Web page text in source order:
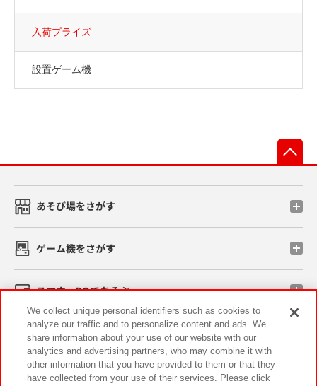
入荷プライズ
設置ゲーム機
あそび場をさがす
ゲーム機をさがす
スマホ・PCであそぶ
イベント・キャンペーン
We collect unique personal identifiers such as cookies to
analyze our traffic and to personalize content and ads. We
share information about your use of our website with our
analytics and advertising partners, who may combine it with
other information that you have provided to them or that they
have collected from your use of their services. Please click